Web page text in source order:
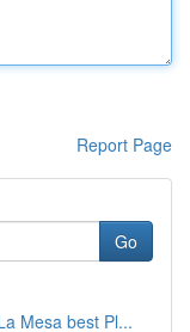
Report Page
Go
Mesa best Pl...